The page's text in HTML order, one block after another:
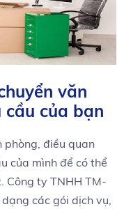
văn
cầu của bạn
phòng, điều quan
của‍ mình để có thể
Công ⁣ty TNHH TM-
các gói dịch vụ,